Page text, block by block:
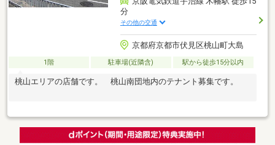
分
その他の交通
京都府京都市伏見区桃山町大島
1階 駐車場(近隣含) 駅から徒歩15分以内
桃山エリアの店舗です。 桃山南団地内のテナント募集です。